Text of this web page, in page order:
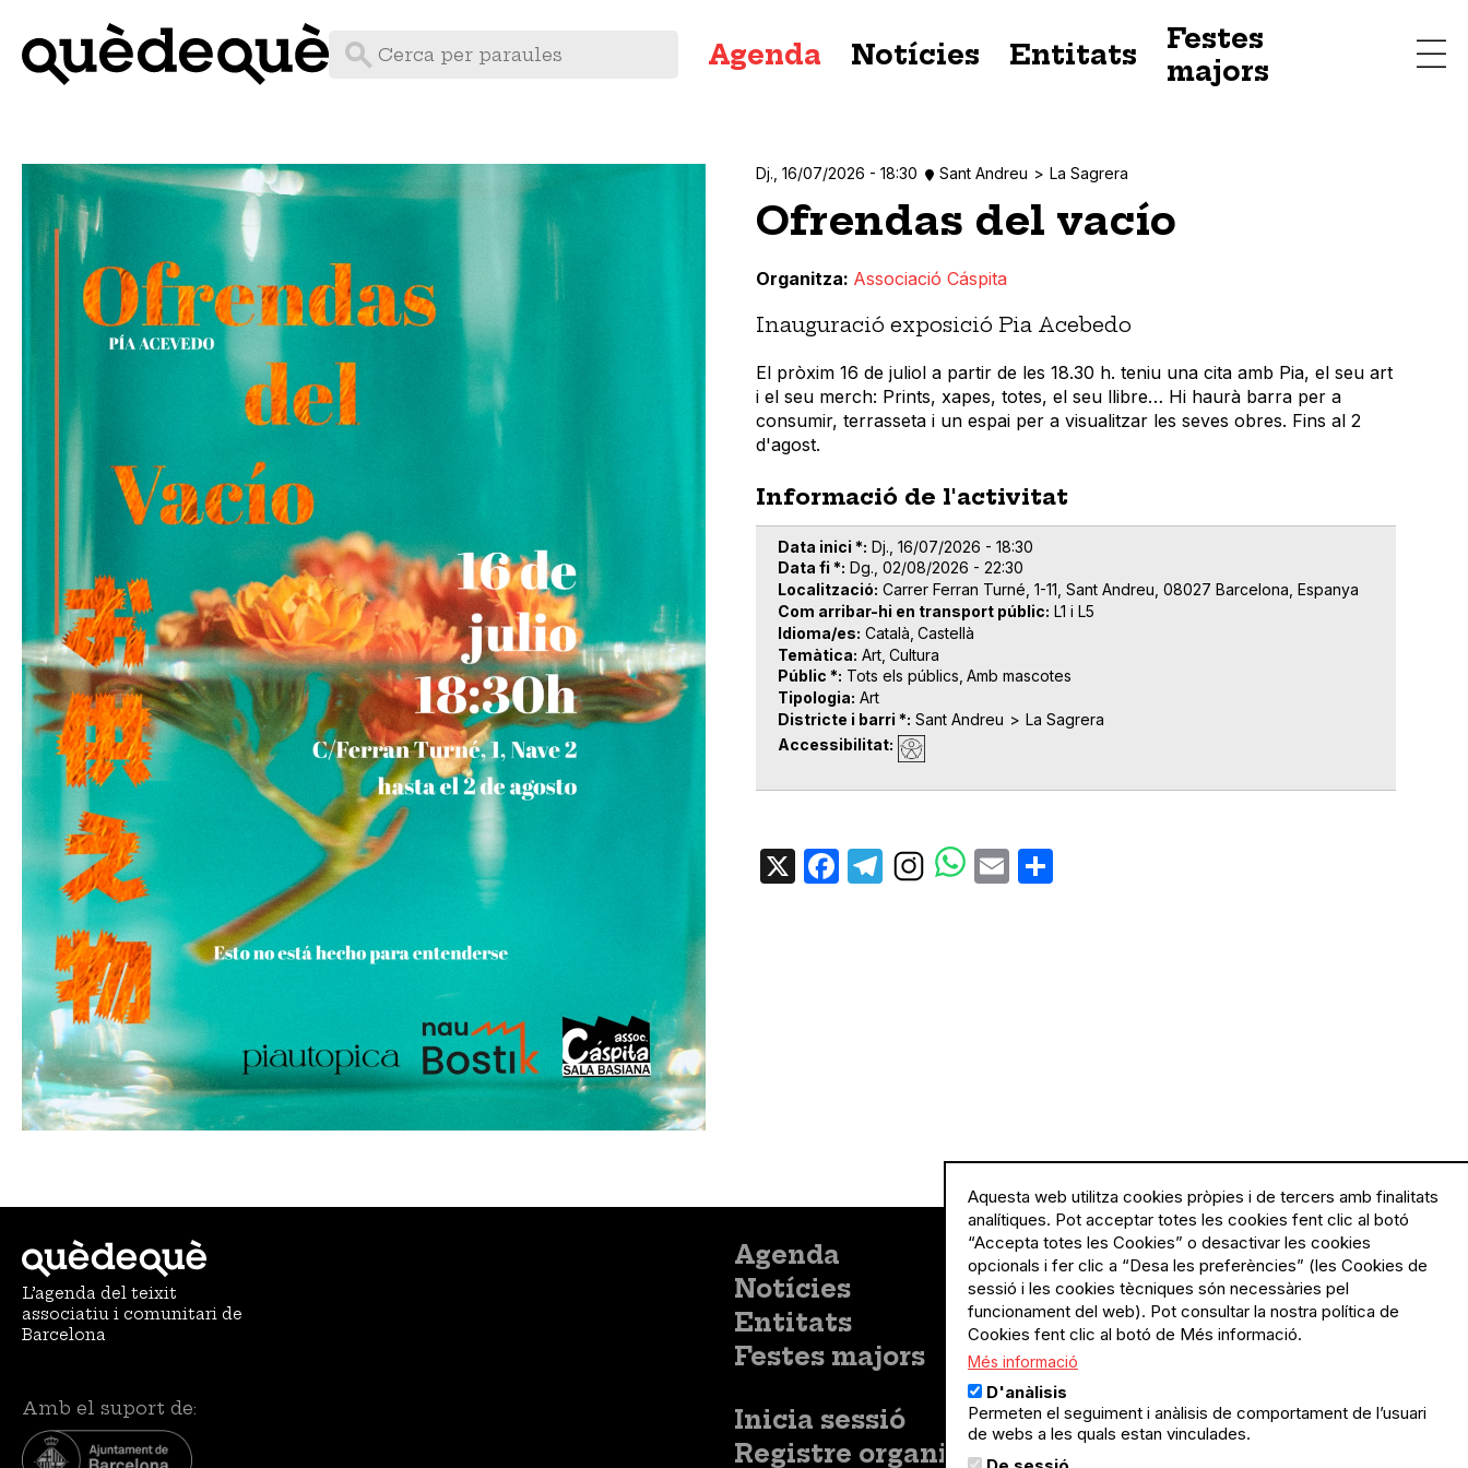
principal
Agenda Notícies Entitats
Festes
majors
Dj., 16/07/2026 - 18:30 Sant Andreu La Sagrera
Ofrendas del vacío
Organitza Associació Cáspita
Inauguració exposició Pia Acebedo
El pròxim 16 de juliol a partir de les 18.30 h. teniu una cita amb Pia, el seu art
i el seu merch: Prints, xapes, totes, el seu llibre… Hi haurà barra per a
consumir, terrasseta i un espai per a visualitzar les seves obres. Fins al 2
d'agost.
Informació de l'activitat
Data inici * Dj., 16/07/2026 - 18:30
Data fi * Dg., 02/08/2026 - 22:30
Localització Carrer Ferran Turné, 1-11, Sant Andreu, 08027 Barcelona, Espanya
Com arribar-hi en transport públic L1 i L5
Idioma/es Català Castellà
Temàtica Art Cultura
Públic * Tots els públics Amb mascotes
Tipologia Art
Districte i barri * Sant Andreu
La Sagrera
Accessibilitat
X Facebook
TelegramEmail
L’agenda del teixit
associatiu i comunitari de
Barcelona
Amb el suport de:
Menú
principal
Agenda
Notícies
Entitats
Festes majors
Menú
compte
Inicia sessió
Menú
Registre organització
Menú
Legal
Política de privacitat
Avís legal
Política de cookies
organitzadors.
Aquesta web utilitza cookies pròpies i de tercers amb finalitats
analítiques. Pot acceptar totes les cookies fent clic al botó
“Accepta totes les Cookies” o desactivar les cookies
opcionals i fer clic a “Desa les preferències” (les Cookies de
sessió i les cookies tècniques són necessàries pel
funcionament del web). Pot consultar la nostra política de
Cookies fent clic al botó de Més informació.
Més informació
D'anàlisis
Permeten el seguiment i anàlisis de comportament de l’usuari
de webs a les quals estan vinculades.